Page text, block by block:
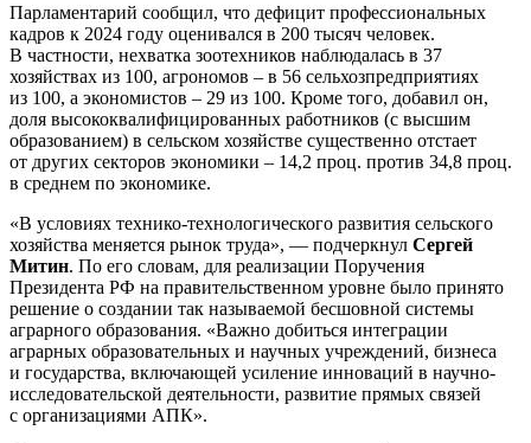
Парламентарий сообщил, что дефицит профессиональных
кадров к 2024 году оценивался в 200 тысяч человек.
В частности, нехватка зоотехников наблюдалась в 37
хозяйствах из 100, агрономов – в 56 сельхозпредприятиях
из 100, а экономистов – 29 из 100. Кроме того, добавил он,
доля высококвалифицированных работников (с высшим
образованием) в сельском хозяйстве существенно отстает
от других секторов экономики – 14,2 проц. против 34,8 проц.
в среднем по экономике.
«В условиях технико-технологического развития сельского
хозяйства меняется рынок труда», — подчеркнул Сергей
Митин. По его словам, для реализации Поручения
Президента РФ на правительственном уровне было принято
решение о создании так называемой бесшовной системы
аграрного образования. «Важно добиться интеграции
аграрных образовательных и научных учреждений, бизнеса
и государства, включающей усиление инноваций в научно-
исследовательской деятельности, развитие прямых связей
с организациями АПК».